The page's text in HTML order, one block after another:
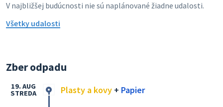
V najbližšej budúcnosti nie sú naplánované žiadne udalosti.
Všetky udalosti
Zber odpadu
Plasty a kovy + Papier
19. AUG
STREDA